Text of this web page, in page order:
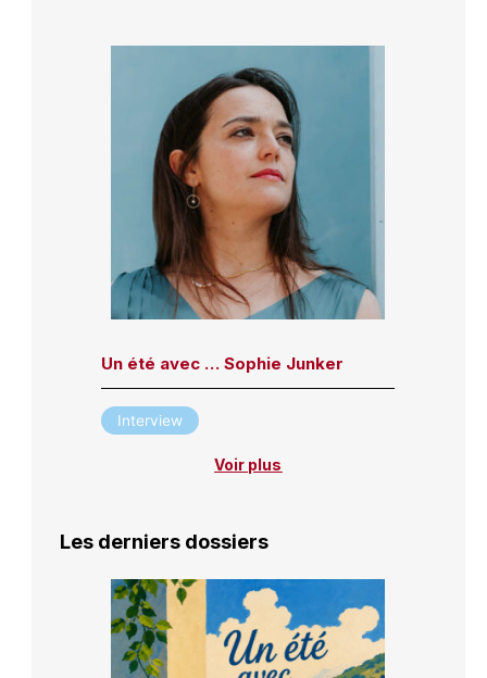
Un été avec … Sophie Junker
Interview
Voir plus
Les derniers dossiers